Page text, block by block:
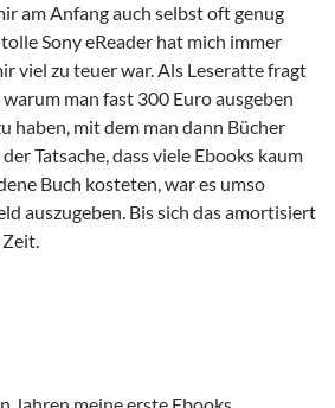
am Anfang auch selbst oft genug
Sony eReader hat mich immer
viel zu teuer war. Als Leseratte fragt
man fast 300 Euro ausgeben
haben, mit dem man dann Bücher
Tatsache, dass viele Ebooks kaum
Buch kosteten, war es umso
auszugeben. Bis sich das amortisiert
Zeit.